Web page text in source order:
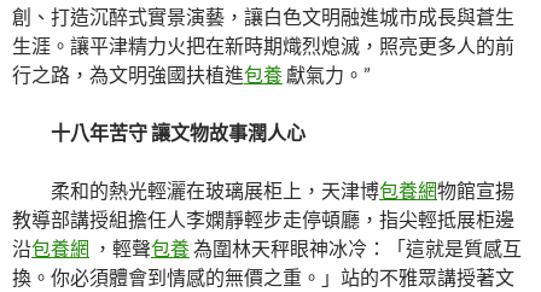
創、打造沉醉式實景演藝，讓白色文明融進城市成長與蒼生
生涯。讓平津精力火把在新時期熾烈熄滅，照亮更多人的前
行之路，為文明強國扶植進包養 獻氣力。”
十八年苦守 讓文物故事潤人心
柔和的熱光輕灑在玻璃展柜上，天津博包養網物館宣揚
教導部講授組擔任人李嫻靜輕步走停頓廳，指尖輕抵展柜邊
沿包養網 ，輕聲包養為圍林天秤眼神冰冷：「這就是質感互
換。你必須體會到情感的無價之重。」站的不雅眾講授著文